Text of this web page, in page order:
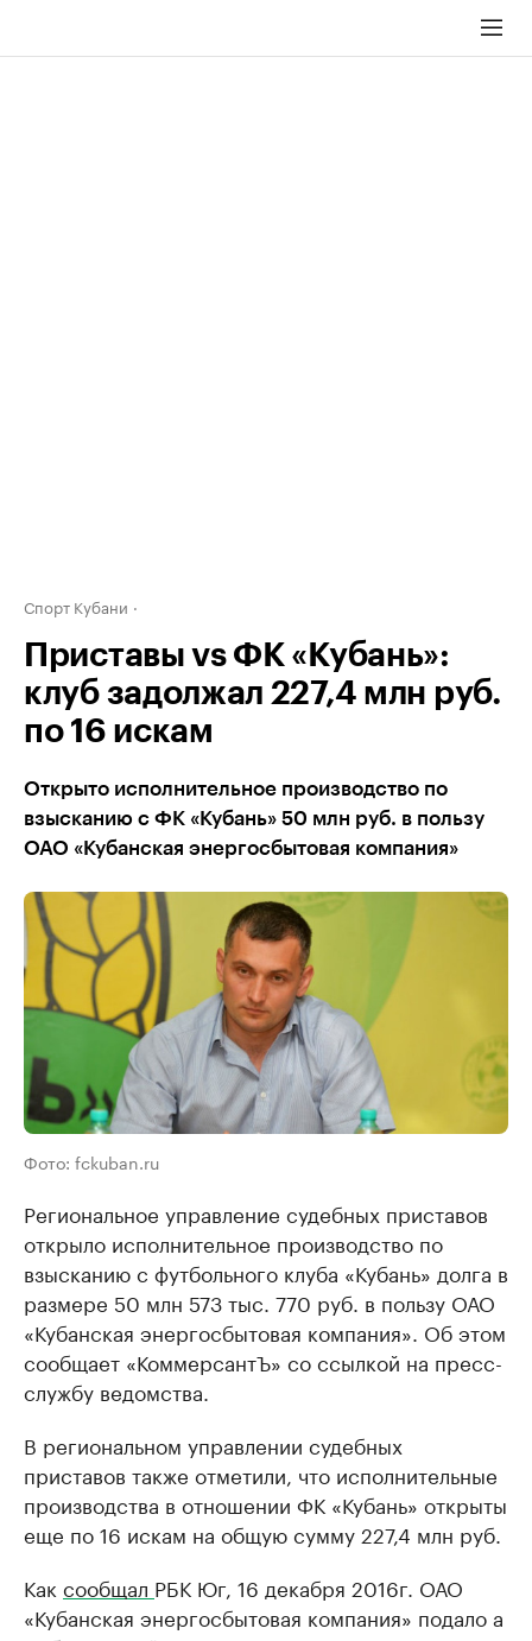
Спорт Кубани
Приставы vs ФК «Кубань»:
клуб задолжал 227,4 млн руб.
по 16 искам
Открыто исполнительное производство по
взысканию с ФК «Кубань» 50 млн руб. в пользу
ОАО «Кубанская энергосбытовая компания»
Фото: fckuban.ru
Региональное управление судебных приставов
открыло исполнительное производство по
взысканию с футбольного клуба «Кубань» долга в
размере 50 млн 573 тыс. 770 руб. в пользу ОАО
«Кубанская энергосбытовая компания». Об этом
сообщает «КоммерсантЪ» со ссылкой на пресс-
службу ведомства.
В региональном управлении судебных
приставов также отметили, что исполнительные
производства в отношении ФК «Кубань» открыты
еще по 16 искам на общую сумму 227,4 млн руб.
Как сообщал РБК Юг, 16 декабря 2016г. ОАО
«Кубанская энергосбытовая компания» подало а